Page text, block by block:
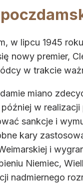
w lipcu 1945
nowy premier,
w trakcie
miano
później w
sankcje i
kary
i
Niemiec,
nadmiernego